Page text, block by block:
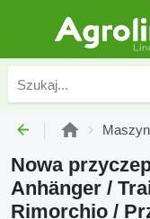
Nowa
Anhänger /
Rimorchio /